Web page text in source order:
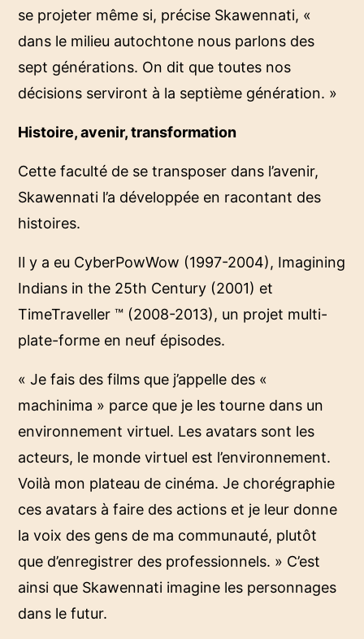
se projeter même si, précise Skawennati, «
dans le milieu autochtone nous parlons des
sept générations. On dit que toutes nos
décisions serviront à la septième génération. »
Histoire, avenir, transformation
Cette faculté de se transposer dans l’avenir,
Skawennati l’a développée en racontant des
histoires.
Il y a eu CyberPowWow (1997-2004), Imagining
Indians in the 25th Century (2001) et
TimeTraveller ™ (2008-2013), un projet multi-
plate-forme en neuf épisodes.
« Je fais des films que j’appelle des «
machinima » parce que je les tourne dans un
environnement virtuel. Les avatars sont les
acteurs, le monde virtuel est l’environnement.
Voilà mon plateau de cinéma. Je chorégraphie
ces avatars à faire des actions et je leur donne
la voix des gens de ma communauté, plutôt
que d’enregistrer des professionnels. » C’est
ainsi que Skawennati imagine les personnages
dans le futur.